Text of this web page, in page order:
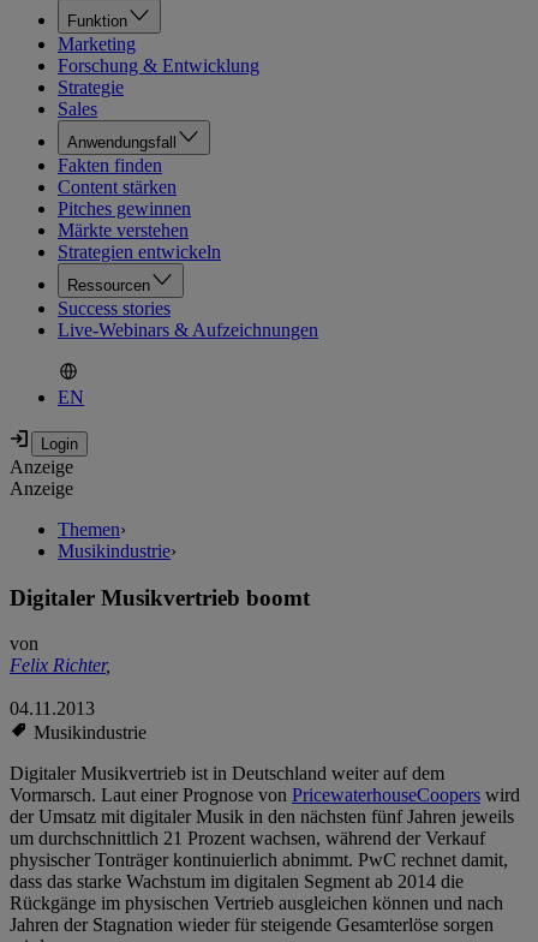
Funktion
Marketing
Forschung & Entwicklung
Strategie
Sales
Anwendungsfall
Fakten finden
Content stärken
Pitches gewinnen
Märkte verstehen
Strategien entwickeln
Ressourcen
Success stories
Live-Webinars & Aufzeichnungen
EN
Anzeige
Anzeige
Themen›
Musikindustrie›
Digitaler Musikvertrieb boomt
von
Felix Richter,
04.11.2013
Musikindustrie
Digitaler Musikvertrieb ist in Deutschland weiter auf dem
Vormarsch. Laut einer Prognose von PricewaterhouseCoopers wird
der Umsatz mit digitaler Musik in den nächsten fünf Jahren jeweils
um durchschnittlich 21 Prozent wachsen, während der Verkauf
physischer Tonträger kontinuierlich abnimmt. PwC rechnet damit,
dass das starke Wachstum im digitalen Segment ab 2014 die
Rückgänge im physischen Vertrieb ausgleichen können und nach
Jahren der Stagnation wieder für steigende Gesamterlöse sorgen